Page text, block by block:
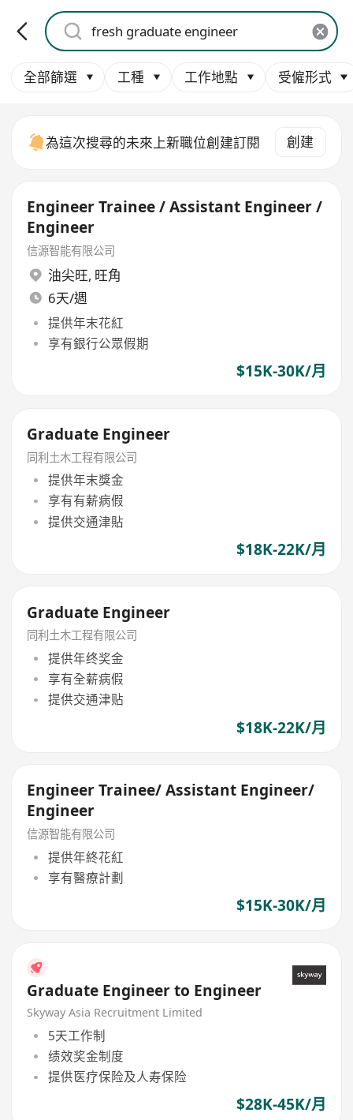
全部篩選 工種 工作地點 受僱形式
為這次搜尋的未來上新職位創建訂閱 創建
Engineer Trainee / Assistant Engineer /
Engineer
信源智能有限公司
油尖旺, 旺角
6天/週
提供年末花紅
享有銀行公眾假期
$15K-30K/月
Graduate Engineer
同利土木工程有限公司
提供年末獎金
享有有薪病假
提供交通津貼
$18K-22K/月
Graduate Engineer
同利土木工程有限公司
提供年终奖金
享有全薪病假
提供交通津贴
$18K-22K/月
Engineer Trainee/ Assistant Engineer/
Engineer
信源智能有限公司
提供年終花紅
享有醫療計劃
$15K-30K/月
Graduate Engineer to Engineer
Skyway Asia Recruitment Limited
5天工作制
绩效奖金制度
提供医疗保险及人寿保险
$28K-45K/月